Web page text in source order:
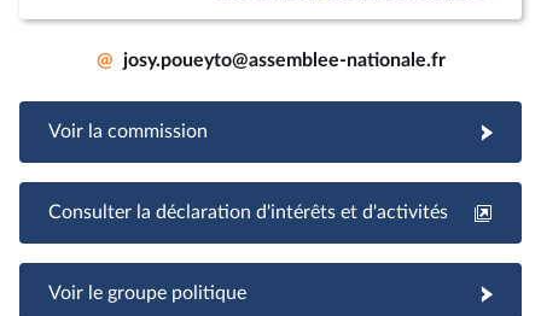
@ josy.poueyto@assemblee-nationale.fr
Voir la commission
Consulter la déclaration d'intérêts et d'activités
Voir le groupe politique